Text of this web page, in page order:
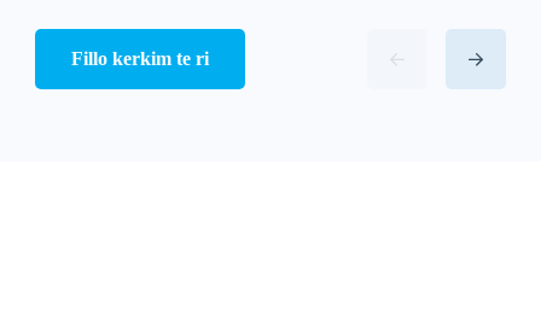
Fillo kerkim te ri